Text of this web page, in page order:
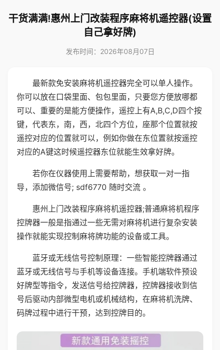
干货满满!惠州上门改装程序麻将机遥控器(设置
自己拿好牌)
发布时间：2026年08月07日
最新款免安装麻将机遥控器完全可以单人操作。
你可以放在口袋里面、包包里面，只要您方便放哪都
可以、重要的是能方便操作，遥控上有A,B,C,D四个按
键，代表东，南，西，北四个方位，座那个位置就按
遥控对应的位置就可以，例如你做在东位置就按遥控
对应的A键这时候遥控器东位就能生效拿好牌。
若你在仪器使用上需要帮助，想获取一对一指
导，添加微信号; sdf6770 随时交流 。
惠州上门改装程序麻将机遥控器;普通麻将机程序
控牌器一般是指通过一些无需对麻将机进行复杂安装
操作就能实现控制麻将牌功能的设备或工具。
蓝牙或无线信号控制原理：一些智能控牌器通过
蓝牙或无线信号与手机等设备连接。手机端软件预设
好牌型等指令，发送信号给控牌器，控牌器接收到信
号后驱动内部微型电机或机械结构，在麻将机洗牌、
码牌过程中进行干预，达到控牌目的。